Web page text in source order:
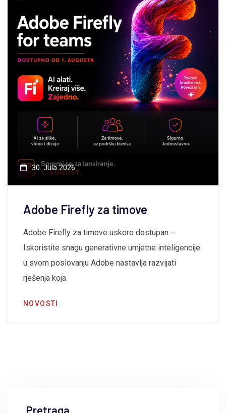
30. Jula 2026.
Adobe Firefly za timove
Adobe Firefly za timove uskoro dostupan –
Iskoristite snagu generativne umjetne inteligencije
u svom poslovanju Adobe nastavlja razvijati
rješenja koja
NOVOSTI
Pretraga